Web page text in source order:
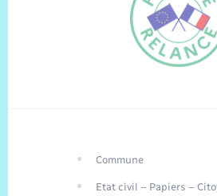
Commune
Etat civil – Papiers –